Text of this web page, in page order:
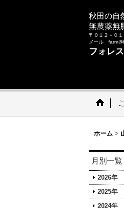
秋田の自
無農薬無
〒０１２－０
メール
フォレ
ホーム >
月別一覧
2026年
2025年
2024年